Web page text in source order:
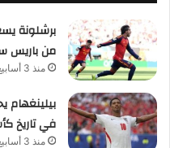
برشلونة
من باريس
منذ 3 أسابيع
بيلينغهام
في تاريخ
منذ 3 أسابيع